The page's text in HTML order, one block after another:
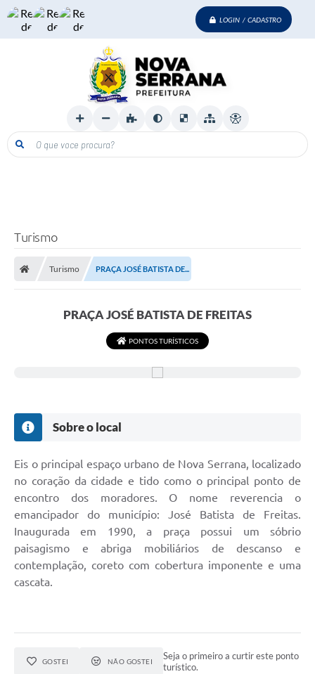
LOGIN / CADASTRO
O que voce procura?
Turismo
Turismo PRAÇA JOSÉ BATISTA DE...
PRAÇA JOSÉ BATISTA DE FREITAS
PONTOS TURÍSTICOS
Sobre o local
Eis o principal espaço urbano de Nova Serrana, localizado
no coração da cidade e tido como o principal ponto de
encontro dos moradores. O nome reverencia o
emancipador do município: José Batista de Freitas.
Inaugurada em 1990, a praça possui um sóbrio
paisagismo e abriga mobiliários de descanso e
contemplação, coreto com cobertura imponente e uma
cascata.
GOSTEI NÃO GOSTEI
Seja o primeiro a curtir este ponto
turístico.